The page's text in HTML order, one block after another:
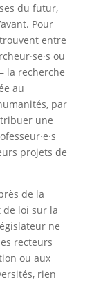
du futur,
Pour
entre
ou
la recherche
au
par
une
projets de
de la
de loi sur la
ne
recteurs
ou aux
rien